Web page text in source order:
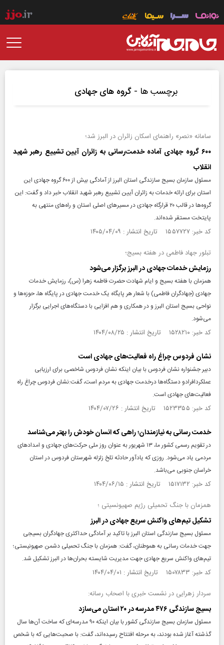
برچسب ها - گروه های جهادی
سامانه «نصر» راهنمای اسکان زائران در البرز شد؛
۶۰۰ گروه جهادی آماده خدمت‌رسانی به زائران آیین تشییع رهبر شهید
انقلاب
مسئول سازمان بسیج سازندگی استان البرز از آمادگی بیش از ۶۰۰ گروه جهادی این
استان برای ارائه خدمات به زائران آیین تشییع رهبر شهید انقلاب خبر داد و گفت: این
گروه‌ها در قالب ۲۰ قرارگاه جهادی در مسیر‌های اصلی استان و راه‌های منتهی به
پایتخت مستقر شده‌اند.
کد خبر: ۱۵۵۷۷۲۷ تاریخ انتشار : ۱۴۰۵/۰۴/۰۹
تبلور جهاد فاطمی در هفته بسیج؛
رزمایش خدمات جهادی در البرز برگزار می‌شود
همزمان با هفته بسیج و ایام شهادت حضرت فاطمه زهرا (س)، رزمایش خدمات
جهادی (جهادگران فاطمی) با شعار هر پایگاه یک خدمت جهادی در پایگاه ها، حوزه‌ها و
نواحی بسیج استان البرز و در همکاری و هم افزایی با دستگاه‌های اجرایی برگزار
می‌شود.
کد خبر: ۱۵۲۸۲۱۰ تاریخ انتشار : ۱۴۰۴/۰۸/۲۵
نشان فردوس چراغ راه فعالیت‌های جهادی است
دبیر جشنواره نشان فردوس با بیان اینکه نشان فردوس شاخصی برای ارزیابی
عملکردافرادو دستگاه‌ها درخدمت جهادی به مردم است، گفت:نشان فردوس چراغ راه
فعالیت‌های جهادی است.
کد خبر: ۱۵۲۳۳۵۵ تاریخ انتشار : ۱۴۰۴/۰۷/۲۶
خدمت رسانی به نیازمندان؛ راهی که انسان خودش را بهتر می‌شناسد
در تقویم رسمی کشور ما، ۱۳ شهریور به عنوان روز ملی حرکت‌های جهادی و امداد‌های
مردمی یاد می‌شود. روزی که یادآور حادثه تلخ زلزله شهرستان فردوس در استان
خراسان جنوبی می‌باشد.
کد خبر: ۱۵۱۷۱۳۲ تاریخ انتشار : ۱۴۰۴/۰۶/۱۵
همزمان با جنگ تحمیلی رژیم صهیونسیتی ؛
تشکیل تیم‌های واکنش سریع جهادی در البرز
مسئول بسیج سازندگی استان البرز با تاکید بر آمادگی حداکثری جهادگران بسیجی
جهت خدمات رسانی به هموطنان، گفت: همزمان با جنگ تحمیلی دشمن صهیونیستی؛
تیم‌های واکنش سریع جهادی جهت مدیریت شایسته بحران‌ها در البرز تشکیل شد.
کد خبر: ۱۵۰۷۸۳۳ تاریخ انتشار : ۱۴۰۴/۰۴/۰۱
سردار زهرایی در نشست خبری با اصحاب رسانه:
بسیج سازندگی ۴۷۶ مدرسه در ۲۰ استان می‌سازد
مسئول سازمان بسیج سازندگی کشور با بیان اینکه ۹۰ مدرسه‌ای که ساخت آن‌ها سال
گذشته آغاز شده بودند، به مرحله افتتاح رسیده‌اند، گفت: با صحبت‌هایی که با شخص